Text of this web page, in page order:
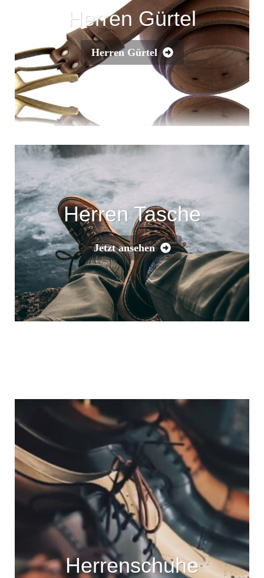
Herren Gürtel
Herren Gürtel
Herren Tasche
Jetzt ansehen
Herrenschuhe